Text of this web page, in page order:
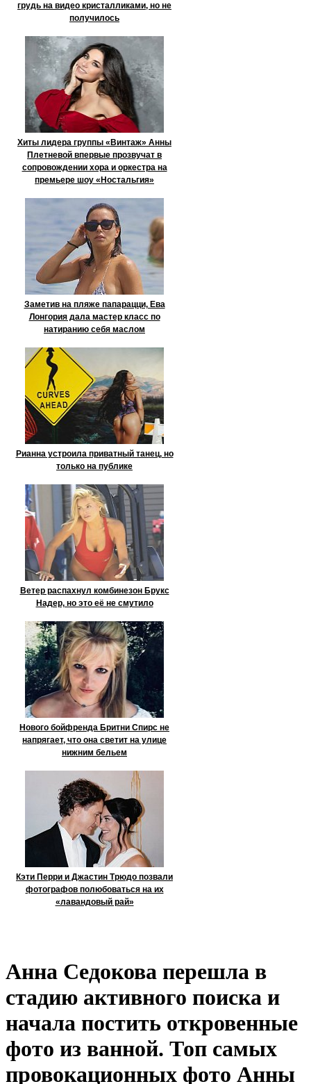
грудь на видео кристалликами, но не
получилось
Хиты лидера группы «Винтаж» Анны
Плетневой впервые прозвучат в
сопровождении хора и оркестра на
премьере шоу «Ностальгия»
Заметив на пляже папарацци, Ева
Лонгория дала мастер класс по
натиранию себя маслом
Рианна устроила приватный танец, но
только на публике
Ветер распахнул комбинезон Брукс
Надер, но это её не смутило
Нового бойфренда Бритни Спирс не
напрягает, что она светит на улице
нижним бельем
Кэти Перри и Джастин Трюдо позвали
фотографов полюбоваться на их
«лавандовый рай»
Анна Седокова перешла в
стадию активного поиска и
начала постить откровенные
фото из ванной. Топ самых
провокационных фото Анны